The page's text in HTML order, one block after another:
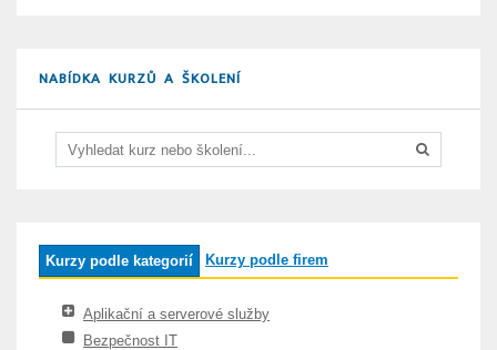
NABÍDKA KURZŮ A ŠKOLENÍ
Kurzy podle kategorií Kurzy podle firem
Aplikační a serverové služby
Bezpečnost IT